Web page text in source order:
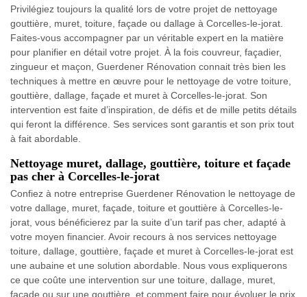
Privilégiez toujours la qualité lors de votre projet de nettoyage
gouttière, muret, toiture, façade ou dallage à Corcelles-le-jorat.
Faites-vous accompagner par un véritable expert en la matière
pour planifier en détail votre projet. À la fois couvreur, façadier,
zingueur et maçon, Guerdener Rénovation connait très bien les
techniques à mettre en œuvre pour le nettoyage de votre toiture,
gouttière, dallage, façade et muret à Corcelles-le-jorat. Son
intervention est faite d’inspiration, de défis et de mille petits détails
qui feront la différence. Ses services sont garantis et son prix tout
à fait abordable.
Nettoyage muret, dallage, gouttière, toiture et façade
pas cher à Corcelles-le-jorat
Confiez à notre entreprise Guerdener Rénovation le nettoyage de
votre dallage, muret, façade, toiture et gouttière à Corcelles-le-
jorat, vous bénéficierez par la suite d’un tarif pas cher, adapté à
votre moyen financier. Avoir recours à nos services nettoyage
toiture, dallage, gouttière, façade et muret à Corcelles-le-jorat est
une aubaine et une solution abordable. Nous vous expliquerons
ce que coûte une intervention sur une toiture, dallage, muret,
façade ou sur une gouttière, et comment faire pour évoluer le prix